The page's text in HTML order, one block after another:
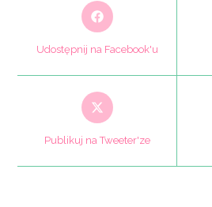
Opens
in
new
window
Udostępnij na Facebook'u
Opens
in
new
window
Publikuj na Tweeter'ze